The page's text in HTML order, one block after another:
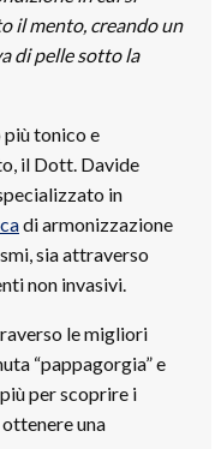
il mento, creando un
di pelle sotto la
più tonico e
il Dott. Davide
in
di armonizzazione
sia attraverso
non invasivi.
le migliori
“pappagorgia” e
per scoprire i
una